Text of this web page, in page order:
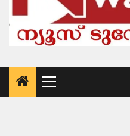
Primary
Menu